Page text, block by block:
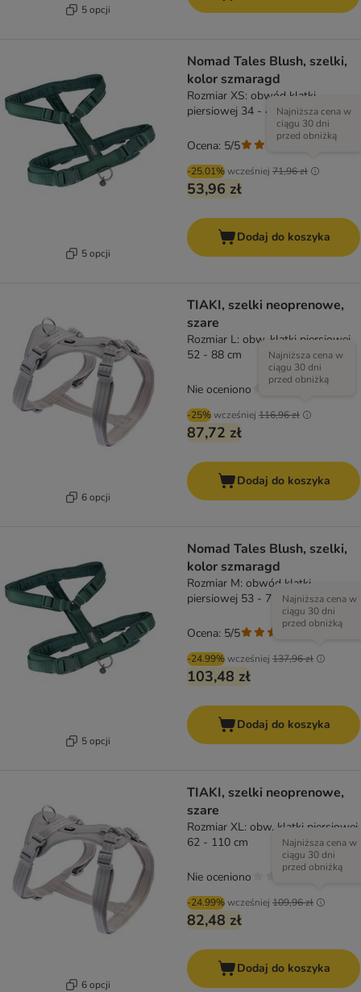
5 opcji
5 opcji
Nomad Tales Blush, szelki,
kolor szmaragd
Rozmiar XS: obwód klatki
piersiowej 34 - 49 cm, szer. 15
-25.01%wcześniej 71,96 zł
Najniższa cena w
ciągu 30 dni
przed obniżką
53,96 zł
Ocena: 5/5
Dodaj do koszyka
6 opcji
TIAKI, szelki neoprenowe,
szare
Rozmiar L: obw. klatki piersiowej
52 - 88 cm
-25%wcześniej 116,96 zł
Najniższa cena w
ciągu 30 dni
przed obniżką
87,72 zł
Nie oceniono
Dodaj do koszyka
5 opcji
Nomad Tales Blush, szelki,
kolor szmaragd
Rozmiar M: obwód klatki
piersiowej 53 - 71 cm, szer. 25
-24.99%wcześniej 137,96 zł
Najniższa cena w
ciągu 30 dni
przed obniżką
103,48 zł
Ocena: 5/5
Dodaj do koszyka
6 opcji
TIAKI, szelki neoprenowe,
szare
Rozmiar XL: obw. klatki piersiowej
62 - 110 cm
-24.99%wcześniej 109,96 zł
Najniższa cena w
ciągu 30 dni
przed obniżką
82,48 zł
Nie oceniono
Dodaj do koszyka